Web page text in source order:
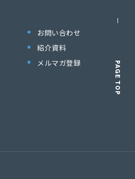
PAGE TOP
お問い合わせ
紹介資料
メルマガ登録